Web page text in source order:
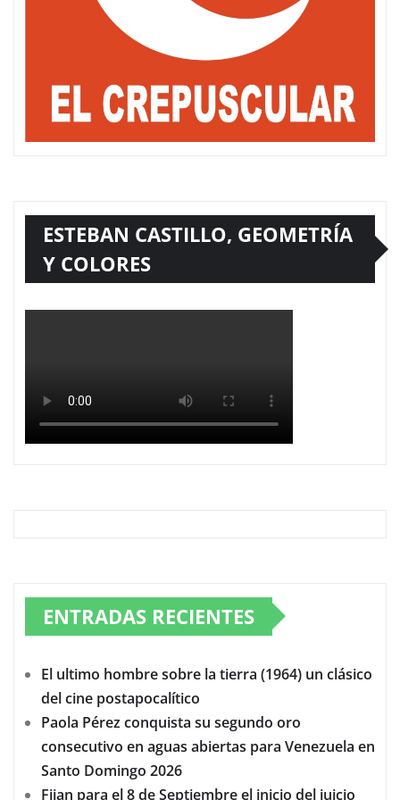
ESTEBAN CASTILLO, GEOMETRÍA
Y COLORES
ENTRADAS RECIENTES
El ultimo hombre sobre la tierra (1964) un clásico
del cine postapocalítico
Paola Pérez conquista su segundo oro
consecutivo en aguas abiertas para Venezuela en
Santo Domingo 2026
Fijan para el 8 de Septiembre el inicio del juicio